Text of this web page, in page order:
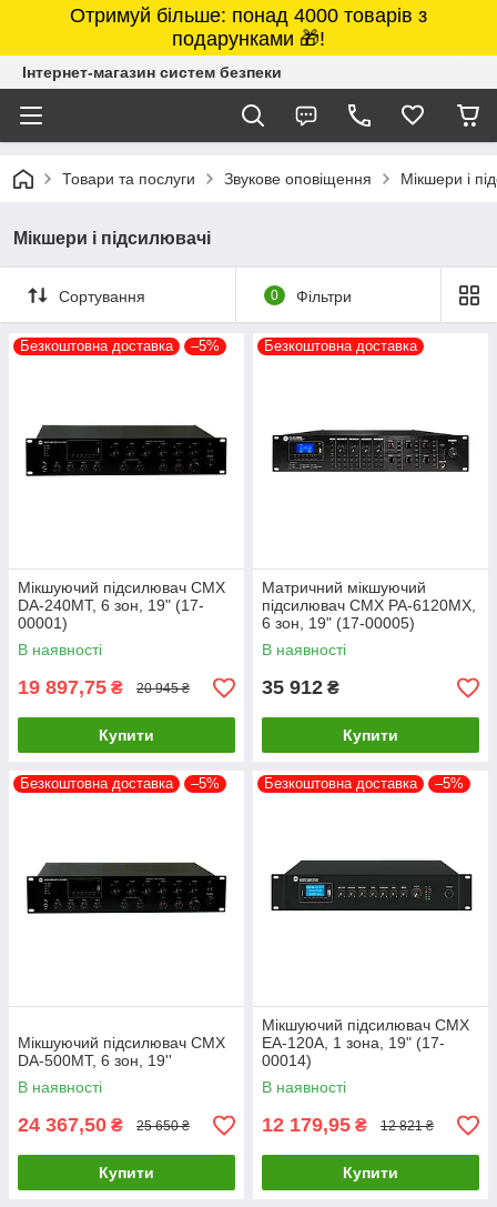
Отримуй більше: понад 4000 товарів з
подарунками 🎁!
Інтернет-магазин систем безпеки
Товари та послуги Звукове оповіщення Мікшери і
Мікшери і підсилювачі
Сортування 0 Фільтри
Безкоштовна доставка –5%
Мікшуючий підсилювач CMX
DA-240MT, 6 зон, 19" (17-
00001)
В наявності
19 897,75 ₴ 20 945 ₴
Купити
Безкоштовна доставка
Матричний мікшуючий
підсилювач CMX PA-6120MX,
6 зон, 19" (17-00005)
В наявності
35 912 ₴
Купити
Безкоштовна доставка –5%
Мікшуючий підсилювач CMX
DA-500MT, 6 зон, 19''
В наявності
24 367,50 ₴ 25 650 ₴
Купити
Безкоштовна доставка –5%
Мікшуючий підсилювач CMX
EA-120A, 1 зона, 19" (17-
00014)
В наявності
12 179,95 ₴ 12 821 ₴
Купити